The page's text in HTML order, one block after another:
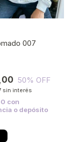
007
50% OFF
sin interés
con
o depósito